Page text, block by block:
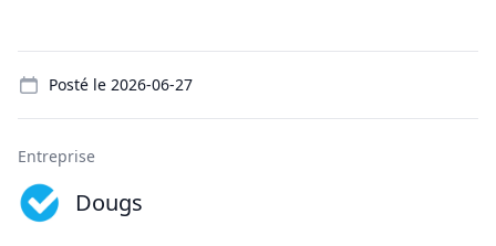
Posté le 2026-06-27
Entreprise
Dougs